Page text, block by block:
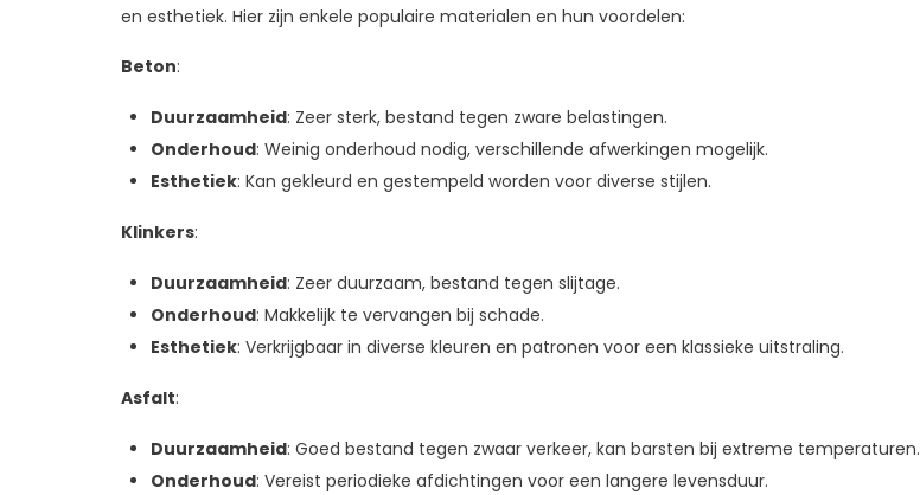
en esthetiek. Hier zijn enkele populaire materialen en hun voordelen:
Beton:
Duurzaamheid: Zeer sterk, bestand tegen zware belastingen.
Onderhoud: Weinig onderhoud nodig, verschillende afwerkingen mogelijk.
Esthetiek: Kan gekleurd en gestempeld worden voor diverse stijlen.
Klinkers:
Duurzaamheid: Zeer duurzaam, bestand tegen slijtage.
Onderhoud: Makkelijk te vervangen bij schade.
Esthetiek: Verkrijgbaar in diverse kleuren en patronen voor een klassieke uitstraling.
Asfalt:
Duurzaamheid: Goed bestand tegen zwaar verkeer, kan barsten bij extreme temperaturen.
Onderhoud: Vereist periodieke afdichtingen voor een langere levensduur.